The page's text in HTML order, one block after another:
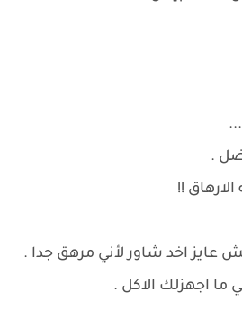
.
!!
عايز اخد شاور لأني مرهق جدا .
اجهزلك الاكل .